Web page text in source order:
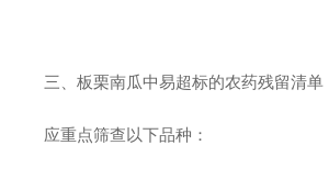
三、板栗南瓜中易超标的农药残留清单
应重点筛查以下品种：